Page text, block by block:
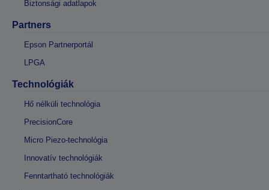
Biztonsági adatlapok
Partners
Epson Partnerportál
LPGA
Technológiák
Hő nélküli technológia
PrecisionCore
Micro Piezo-technológia
Innovatív technológiák
Fenntartható technológiák